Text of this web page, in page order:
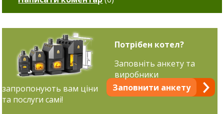
Потрібен котел?
Заповнити анкету
Заповніть анкету та
виробники
запропонують вам ціни
та послуги самі!